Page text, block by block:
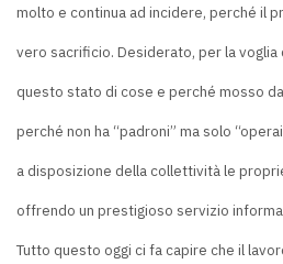
molto e continua ad incidere, perché il
vero sacrificio. Desiderato, per la
questo stato di cose e perché mosso
perché non ha “padroni” ma solo
a disposizione della collettività le
offrendo un prestigioso servizio
Tutto questo oggi ci fa capire che il